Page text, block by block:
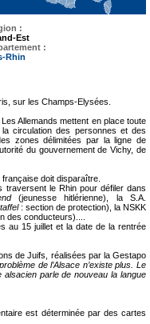
:
Est
:
Rhin
sur les Champs-Elysées.
Allemands mettent en place toute
circulation des personnes et des
zones délimitées par la ligne de
du gouvernement de Vichy, de
doit disparaître.
traversent le Rhin pour défiler dans
(jeunesse hitlérienne), la S.A.
: section de protection), la NSKK
des conducteurs)....
au 15 juillet et la date de la rentrée
de Juifs, réalisées par la Gestapo
de l’Alsace n’existe plus. Le
alsacien parle de nouveau la langue
est déterminée par des cartes